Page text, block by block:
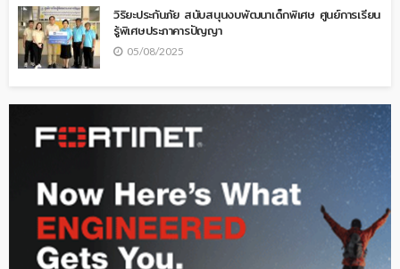
วิริยะประกันภัย สนับสนุนงบพัฒนาเด็กพิเศษ ศูนย์การเรียน
รู้พิเศษประภาคารปัญญา
05/08/2025